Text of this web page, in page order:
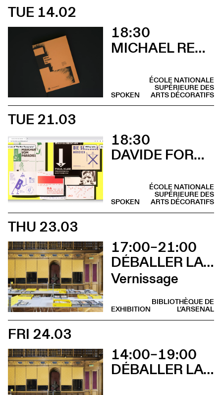
TUE 14.02
18:30
MICHAEL RENNER
ÉCOLE NATIONALE
SUPÉRIEURE DES
ARTS DÉCORATIFS
SPOKEN
TUE 21.03
18:30
DAVIDE FORNARI
ÉCOLE NATIONALE
SUPÉRIEURE DES
ARTS DÉCORATIFS
SPOKEN
THU 23.03
17:00–21:00
DÉBALLER LA BIBLIOTHÈQUE DE TSCHICHOLD
Vernissage
BIBLIOTHÈQUE DE
L’ARSENAL
EXHIBITION
FRI 24.03
14:00–19:00
DÉBALLER LA BIBLIOTHÈQUE DE TSCHICHOLD